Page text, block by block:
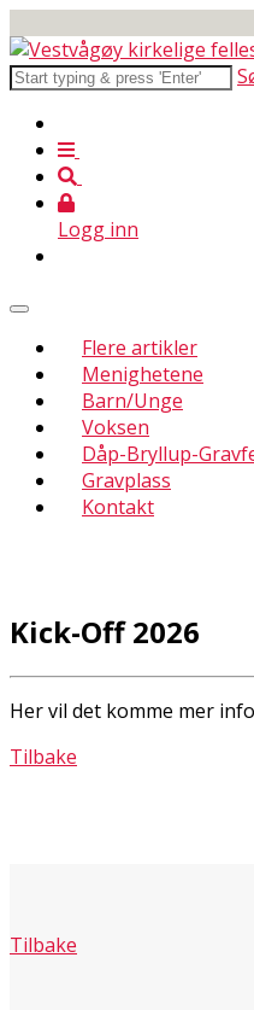
Logg inn
Flere artikler
Menighetene
Barn/Unge
Voksen
Dåp-Bryllup-
Gravplass
Kontakt
Kick-Off 2026
Her vil det komme mer
Tilbake
Tilbake